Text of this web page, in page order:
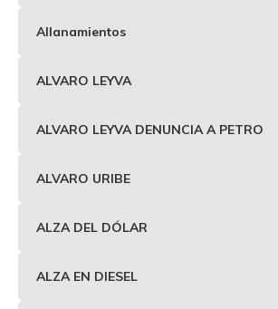
Allanamientos
ALVARO LEYVA
ALVARO LEYVA DENUNCIA A PETRO
ALVARO URIBE
ALZA DEL DÓLAR
ALZA EN DIESEL